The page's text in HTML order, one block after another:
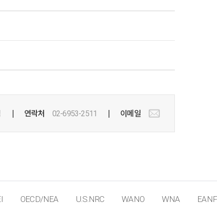
연락처 02-6953-2511 이메일
OECD/NEA U.S.NRC WANO WNA EANF